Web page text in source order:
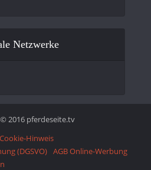
Netzwerke
2016 pferdeseite.tv
Hinweis
(DGSVO) AGB Online-Werbung